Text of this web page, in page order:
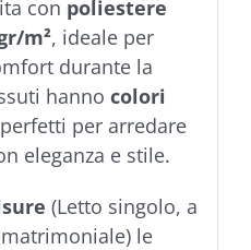
con poliestere
m², ideale per
durante la
hanno colori
per arredare
eleganza e stile.
(Letto singolo, a
le